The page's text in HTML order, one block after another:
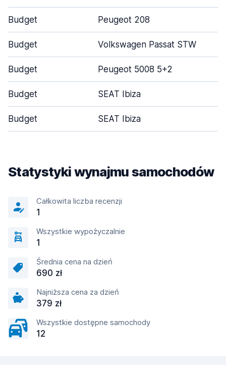
Budget Peugeot 208
Budget Volkswagen Passat STW
Budget Peugeot 5008 5+2
Budget SEAT Ibiza
Budget SEAT Ibiza
Statystyki wynajmu samochodów
Całkowita liczba recenzji
1
Wszystkie wypożyczalnie
1
Średnia cena na dzień
690 zł
Najniższa cena za dzień
379 zł
Wszystkie dostępne samochody
12